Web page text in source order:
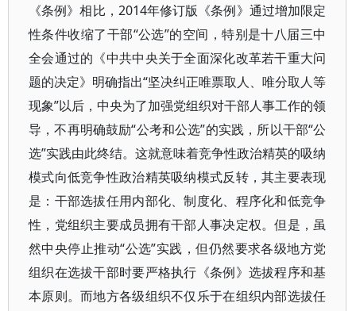
《条例》相比，2014年修订版《条例》通过增加限定
性条件收缩了干部“公选”的空间，特别是十八届三中
全会通过的《中共中央关于全面深化改革若干重大问
题的决定》明确指出“坚决纠正唯票取人、唯分取人等
现象”以后，中央为了加强党组织对干部人事工作的领
导，不再明确鼓励“公考和公选”的实践，所以干部“公
选”实践由此终结。这就意味着竞争性政治精英的吸纳
模式向低竞争性政治精英吸纳模式反转，其主要表现
是：干部选拔任用内部化、制度化、程序化和低竞争
性，党组织主要成员拥有干部人事决定权。但是，虽
然中央停止推动“公选”实践，但仍然要求各级地方党
组织在选拔干部时要严格执行《条例》选拔程序和基
本原则。而地方各级组织不仅乐于在组织内部选拔任